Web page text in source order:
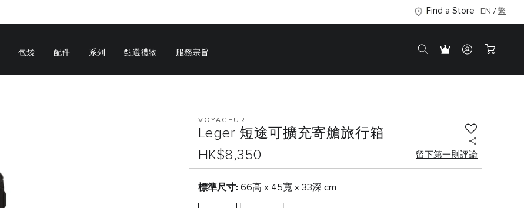
Find a Store EN 繁
包袋 配件 系列 甄選禮物 服務宗旨
VOYAGEUR
Leger 短途可擴充寄艙旅行箱
HK$8,350
留下第一則評論
標準尺寸: 66高 x 45寬 x 33深 cm